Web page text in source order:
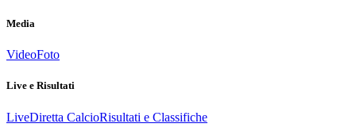
Media
VideoFoto
Live e Risultati
LiveDiretta CalcioRisultati e Classifiche